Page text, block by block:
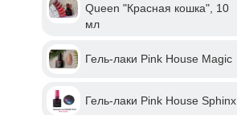
Queen "Красная кошка", 10
мл
Гель-лаки Pink House Magic
Гель-лаки Pink House Sphinx